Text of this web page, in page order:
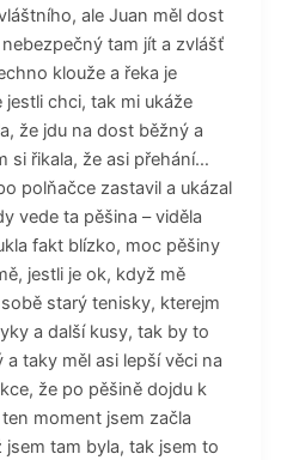
ale Juan měl dost
tam jít a zvlášť
klouže a řeka je
chci, tak mi ukáže
že jdu na dost běžný a
si řikala, že asi přehání…
polňačce zastavil a ukázal
vede ta pěšina – viděla
fakt blízko, moc pěšiny
jestli je ok, když mě
starý tenisky, kterejm
a další kusy, tak by to
taky měl asi lepší věci na
že po pěšině dojdu k
moment jsem začla
tam byla, tak jsem to